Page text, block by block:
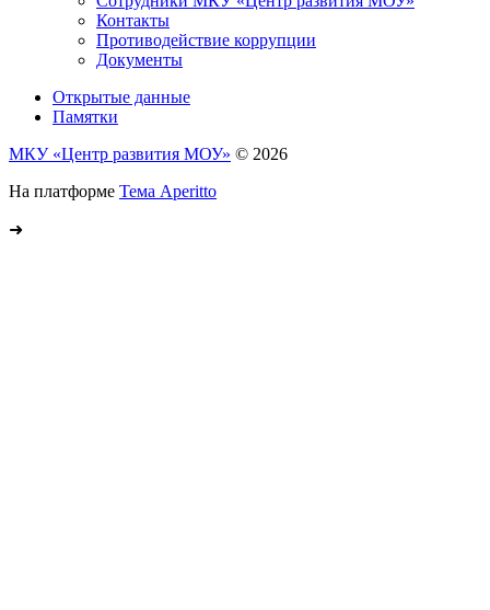
Контакты
Противодействие коррупции
Документы
Открытые данные
Памятки
МКУ «Центр развития МОУ» © 2026
На платформе Тема Aperitto
➜